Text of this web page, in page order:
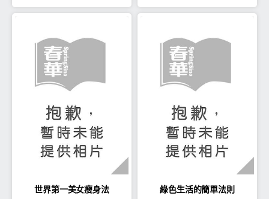
世界第一美女瘦身法 綠色生活的簡單法則